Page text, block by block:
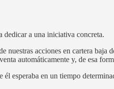
dedicar a una iniciativa concreta.
nuestras acciones en cartera baja
automáticamente y, de esa
esperaba en un tiempo